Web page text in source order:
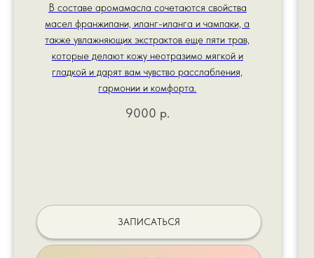
В составе аромамасла сочетаются свойства
масел франжипани, иланг-иланга и чампаки, а
также увлажняющих экстрактов еще пяти трав,
которые делают кожу неотразимо мягкой и
гладкой и дарят вам чувство расслабления,
гармонии и комфорта.
9000 р.
ЗАПИСАТЬСЯ